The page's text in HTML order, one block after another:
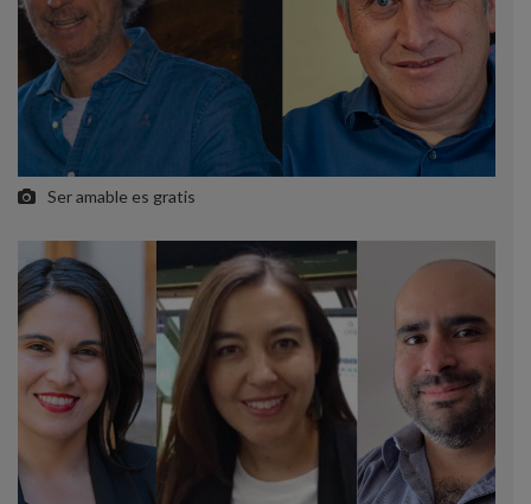
Ser amable es gratis